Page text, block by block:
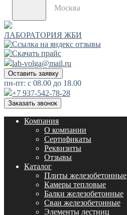
Москва
ЛАБОРАТОРИЯ ЖБИ
lab-volga@mail.ru
Оставить заявку
пн-пт: с 08.00 до 18.00
+7 937-542-78-28
Заказать звонок
Компания
О компании
Сертификаты
Реквизиты
Отзывы
Каталог
Плиты железобетонные
Камеры тепловые
Балки железобетонные
Сваи железобетонные
Элементы лестниц